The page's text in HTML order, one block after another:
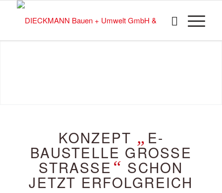
KONZEPT „ E-
BAUSTELLE GROSSE
STRASSE “ SCHON
JETZT ERFOLGREICH